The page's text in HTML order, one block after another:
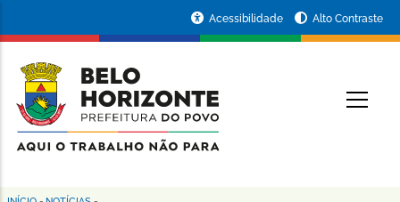
conteúdo
principal
da
Prefeitura
de
Acessibilidade Alto Contraste